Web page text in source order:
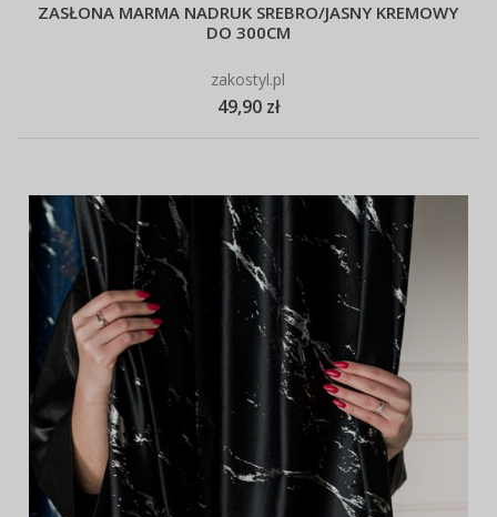
ZASŁONA MARMA NADRUK SREBRO/JASNY KREMOWY
DO 300CM
zakostyl.pl
49,90 zł